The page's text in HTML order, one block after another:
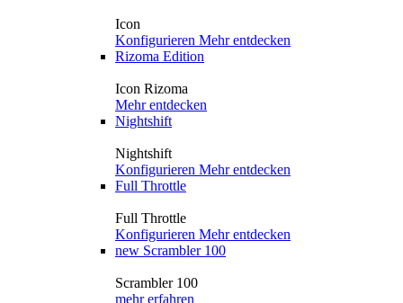
Icon
Konfigurieren Mehr entdecken
Rizoma Edition
Icon Rizoma
Mehr entdecken
Nightshift
Nightshift
Konfigurieren Mehr entdecken
Full Throttle
Full Throttle
Konfigurieren Mehr entdecken
new Scrambler 100
Scrambler 100
mehr erfahren